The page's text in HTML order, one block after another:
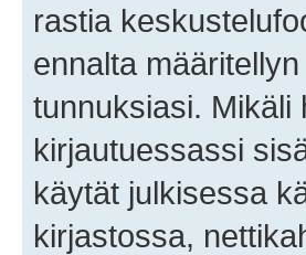
rastia
ennalta
tunnuksiasi. Mikäli
kirjautuessassi
käytät julkisessa
kirjastossa,